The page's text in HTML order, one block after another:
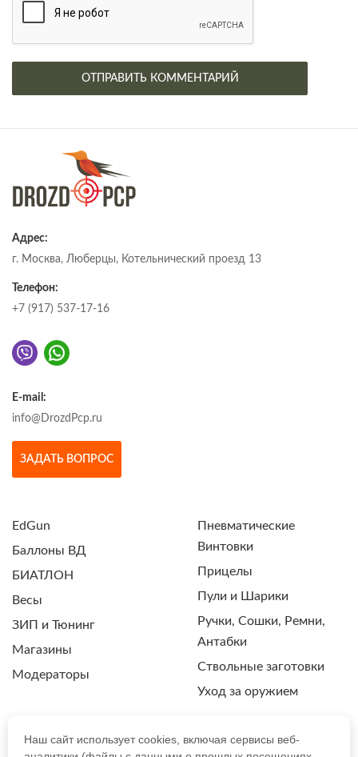
Адрес:
г. Москва, Люберцы, Котельнический проезд 13
Телефон:
+7 (917) 537-17-16
E-mail:
info@DrozdPcp.ru
ЗАДАТЬ ВОПРОС
EdGun
Баллоны ВД
БИАТЛОН
Весы
ЗИП и Тюнинг
Магазины
Модераторы
Пневматические
Винтовки
Прицелы
Пули и Шарики
Ручки, Сошки, Ремни,
Антабки
Ствольные заготовки
Уход за оружием
Наш сайт использует cookies, включая сервисы веб-